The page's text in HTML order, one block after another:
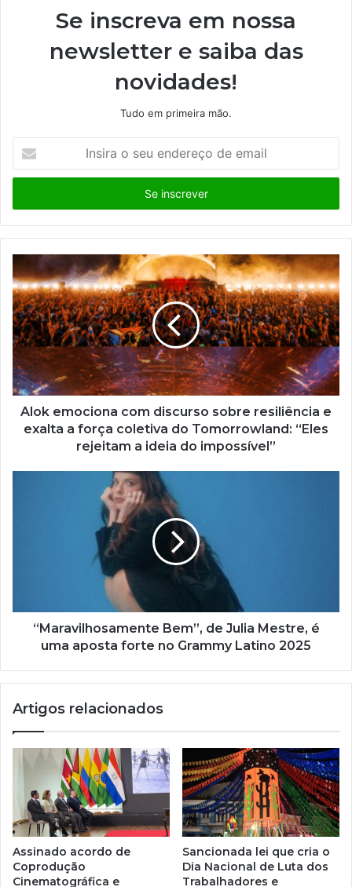
Se inscreva em nossa
newsletter e saiba das
novidades!
Tudo em primeira mão.
s
r
a
s
e
u
e
n
d
e
r
e
e
Alok emociona com discurso sobre resiliência e
exalta a força coletiva do Tomorrowland: “Eles
rejeitam a ideia do impossível”
“Maravilhosamente Bem”, de Julia Mestre, é
uma aposta forte no Grammy Latino 2025
Artigos relacionados
Assinado acordo de
Coprodução
Cinematográfica e
Sancionada lei que cria o
Dia Nacional de Luta dos
Trabalhadores e